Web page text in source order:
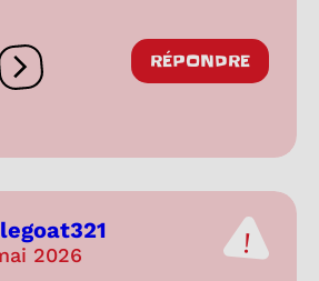
Ouvrir les réactions
RÉPONDRE
2026